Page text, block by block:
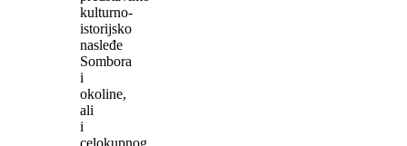
kulturno-
istorijsko
nasleđe
Sombora
i
okoline,
ali
i
celokupnog